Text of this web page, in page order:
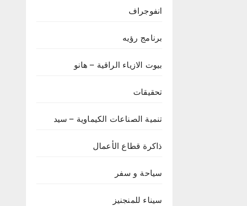
انفوجراف
برنامج رؤيه
بيوت الازياء الراقية – هانو
تحقيقات
تنمية الصناعات الكيماوية – سيد
ذاكرة قطاع الأعمال
سياحة و سفر
سيناء للمنجنيز